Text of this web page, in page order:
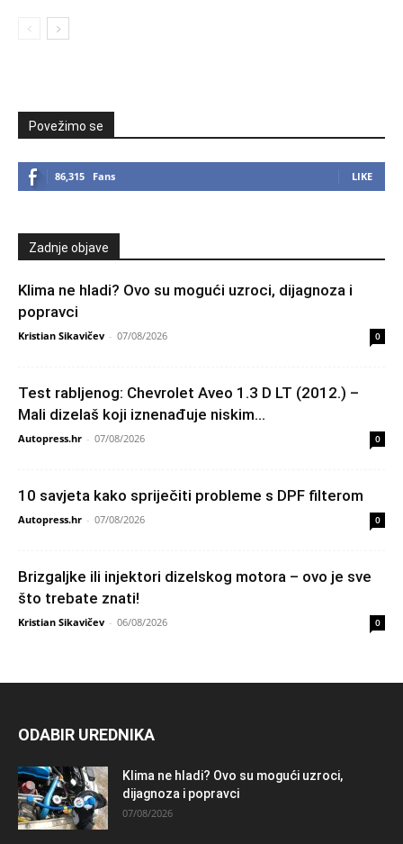
Povežimo se
86,315 Fans LIKE
Zadnje objave
Klima ne hladi? Ovo su mogući uzroci, dijagnoza i
popravci
Kristian Sikavičev - 07/08/2026 0
Test rabljenog: Chevrolet Aveo 1.3 D LT (2012.) –
Mali dizelaš koji iznenađuje niskim...
Autopress.hr - 07/08/2026 0
10 savjeta kako spriječiti probleme s DPF filterom
Autopress.hr - 07/08/2026 0
Brizgaljke ili injektori dizelskog motora – ovo je sve
što trebate znati!
Kristian Sikavičev - 06/08/2026 0
ODABIR UREDNIKA
Klima ne hladi? Ovo su mogući uzroci,
dijagnoza i popravci
07/08/2026